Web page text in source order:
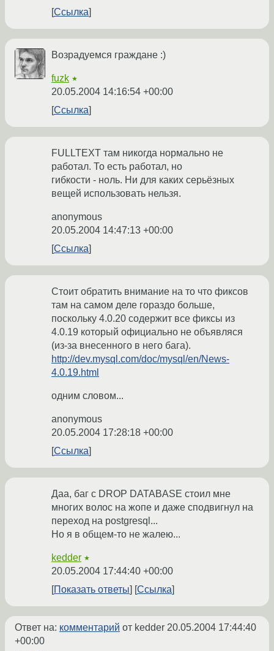
Ссылка
Возрадуемся граждане :)
fuzk ★
20.05.2004 14:16:54 +00:00
Ссылка
FULLTEXT там никогда нормально не
работал. То есть работал, но
гибкости - ноль. Ни для каких серьёзных
вещей использовать нельзя.
anonymous
20.05.2004 14:47:13 +00:00
Ссылка
Стоит обратить внимание на то что фиксов
там на самом деле гораздо больше,
поскольку 4.0.20 содержит все фиксы из
4.0.19 который официально не объявляся
(из-за внесенного в него бага).
http://dev.mysql.com/doc/mysql/en/News-
4.0.19.html
одним словом...
anonymous
20.05.2004 17:28:18 +00:00
Ссылка
Даа, баг с DROP DATABASE стоил мне
многих волос на жопе и даже сподвигнул на
переход на postgresql...
Но я в общем-то не жалею...
kedder ★
20.05.2004 17:44:40 +00:00
Показать ответы
Ссылка
Ответ на: комментарий от kedder 20.05.2004 17:44:40
+00:00